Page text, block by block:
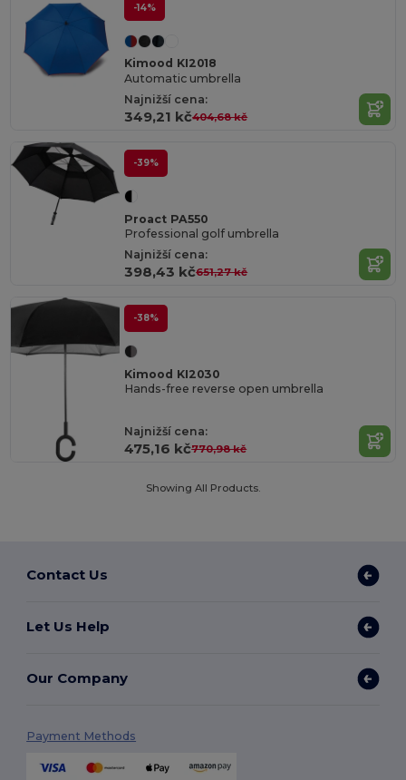
-14%
Kimood KI2018
Automatic umbrella
Najnižší cena:
349,21 kč404,68 kč
-39%
Proact PA550
Professional golf umbrella
Najnižší cena:
398,43 kč651,27 kč
-38%
Kimood KI2030
Hands-free reverse open umbrella
Najnižší cena:
475,16 kč770,98 kč
Showing All Products.
Contact Us
Let Us Help
Our Company
Payment Methods